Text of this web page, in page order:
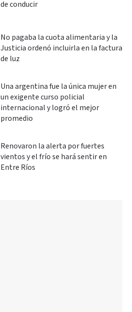
de conducir
No pagaba la cuota alimentaria y la
Justicia ordenó incluirla en la factura
de luz
Una argentina fue la única mujer en
un exigente curso policial
internacional y logró el mejor
promedio
Renovaron la alerta por fuertes
vientos y el frío se hará sentir en
Entre Ríos